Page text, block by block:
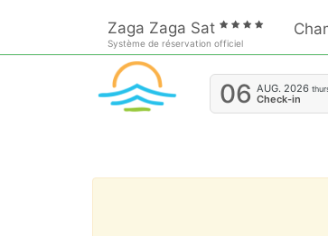
Zaga Zaga Sat
Système de réservation officiel
06 AUG. 2026
Check-in